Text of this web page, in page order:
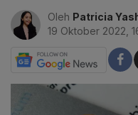
Oleh Patricia
19 Oktober 2022,